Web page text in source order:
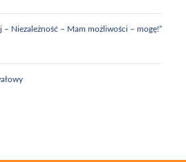
– Niezależność – Mam możliwości – mogę!”